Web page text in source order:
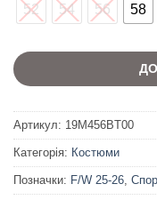
52 54 56 58
Артикул: 19M456BT00
Категорія: Костюми
Позначки: F/W 25-26,